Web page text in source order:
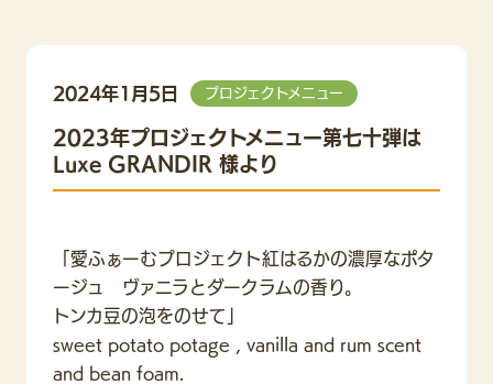
2024年1月5日 プロジェクトメニュー
2023年プロジェクトメニュー第七十弾は
Luxe GRANDIR 様より
「愛ふぁーむプロジェクト紅はるかの濃厚なポタ
ージュ ヴァニラとダークラムの香り。
トンカ豆の泡をのせて」
sweet potato potage , vanilla and rum scent
and bean foam.